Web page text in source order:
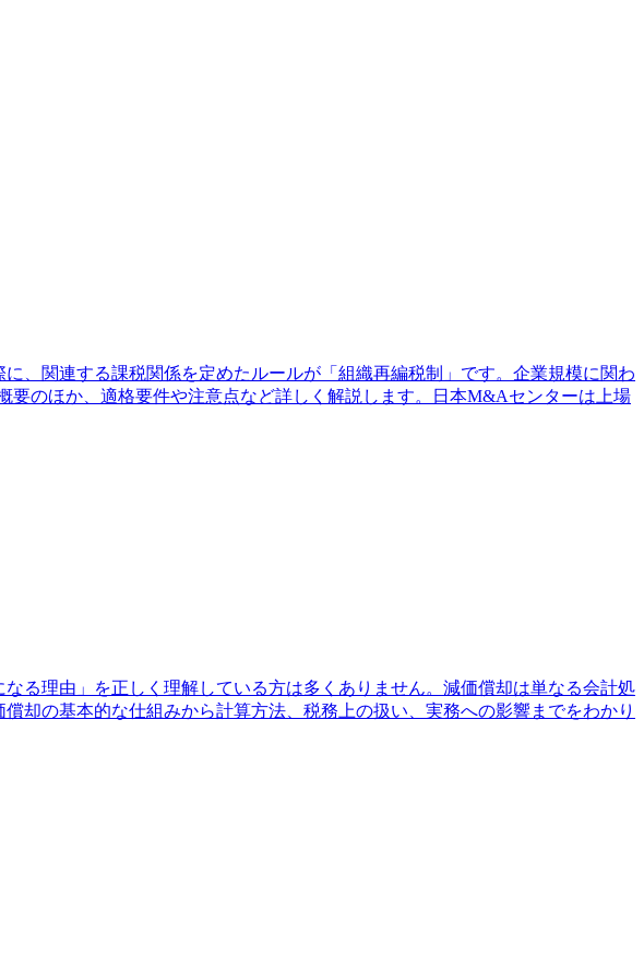
、関連する課税関係を定めたルールが「組織再編税制」です。企業規模に関わ
のほか、適格要件や注意点など詳しく解説します。日本M&Aセンターは上場
る理由」を正しく理解している方は多くありません。減価償却は単なる会計処
却の基本的な仕組みから計算方法、税務上の扱い、実務への影響までをわかり